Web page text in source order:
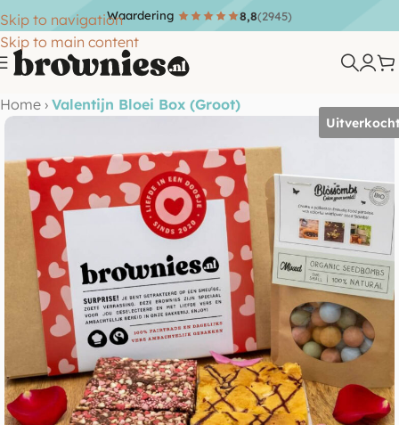
Skip to navigation
Skip to main content
Waardering 8,8(2945)
Home › Valentijn Bloei Box (Groot)